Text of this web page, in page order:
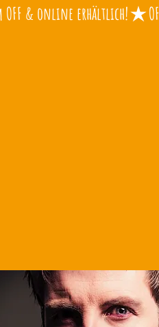
OFF & online erhältlich!